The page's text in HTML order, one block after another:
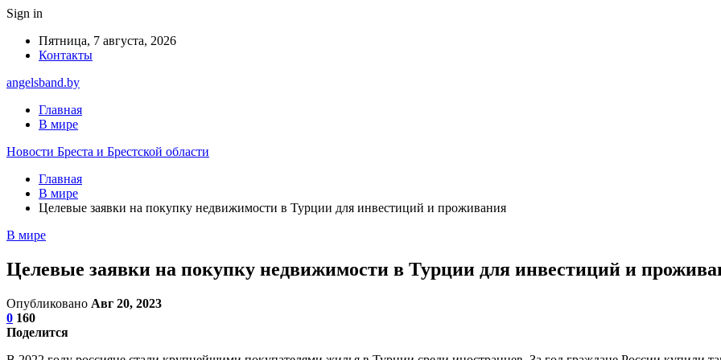
Sign in
Пятница, 7 августа, 2026
Контакты
angelsband.by
Главная
В мире
Новости Бреста и Брестской области
Главная
В мире
Целевые заявки на покупку недвижимости в Турции для инвестиций и проживания
В мире
Целевые заявки на покупку недвижимости в Турции для инвестиций и
Опубликовано Авг 20, 2023
0 160
Поделится